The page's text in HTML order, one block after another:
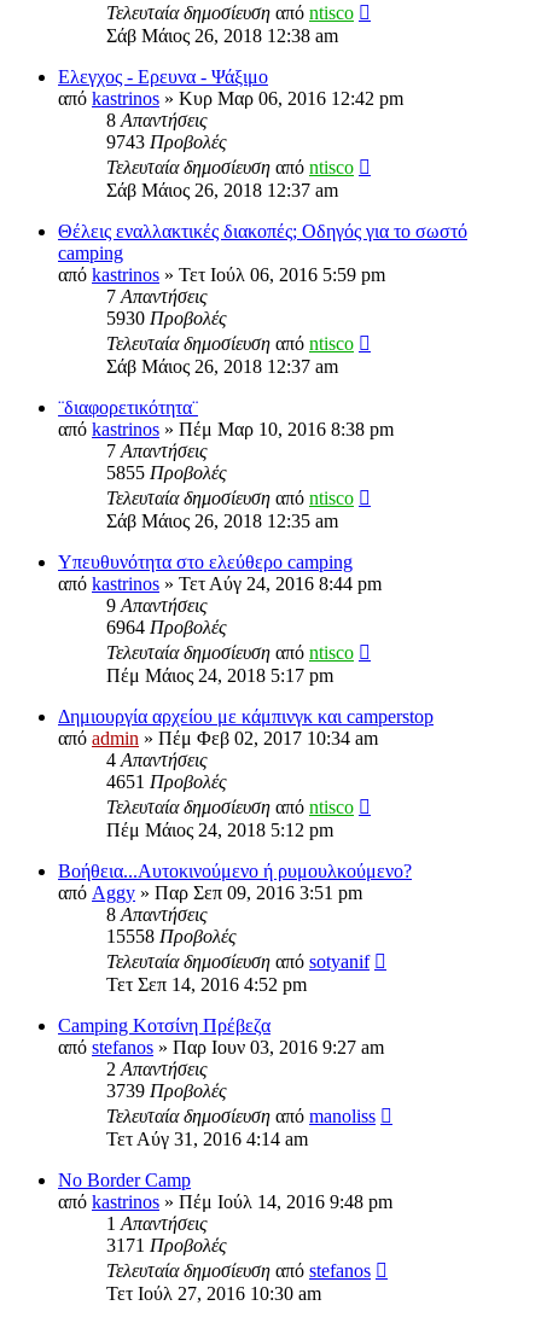
Τελευταία δημοσίευση από ntisco
Σάβ Μάιος 26, 2018 12:38 am
Ελεγχος - Ερευνα - Ψάξιμο
από kastrinos » Κυρ Μαρ 06, 2016 12:42 pm
8 Απαντήσεις
9743 Προβολές
Τελευταία δημοσίευση από ntisco
Σάβ Μάιος 26, 2018 12:37 am
Θέλεις εναλλακτικές διακοπές; Οδηγός για το σωστό
camping
από kastrinos » Τετ Ιούλ 06, 2016 5:59 pm
7 Απαντήσεις
5930 Προβολές
Τελευταία δημοσίευση από ntisco
Σάβ Μάιος 26, 2018 12:37 am
¨διαφορετικότητα¨
από kastrinos » Πέμ Μαρ 10, 2016 8:38 pm
7 Απαντήσεις
5855 Προβολές
Τελευταία δημοσίευση από ntisco
Σάβ Μάιος 26, 2018 12:35 am
Υπευθυνότητα στο ελεύθερο camping
από kastrinos » Τετ Αύγ 24, 2016 8:44 pm
9 Απαντήσεις
6964 Προβολές
Τελευταία δημοσίευση από ntisco
Πέμ Μάιος 24, 2018 5:17 pm
Δημιουργία αρχείου με κάμπινγκ και camperstop
από admin » Πέμ Φεβ 02, 2017 10:34 am
4 Απαντήσεις
4651 Προβολές
Τελευταία δημοσίευση από ntisco
Πέμ Μάιος 24, 2018 5:12 pm
Βοήθεια...Αυτοκινούμενο ή ρυμουλκούμενο?
από Aggy » Παρ Σεπ 09, 2016 3:51 pm
8 Απαντήσεις
15558 Προβολές
Τελευταία δημοσίευση από sotyanif
Τετ Σεπ 14, 2016 4:52 pm
Camping Κοτσίνη Πρέβεζα
από stefanos » Παρ Ιουν 03, 2016 9:27 am
2 Απαντήσεις
3739 Προβολές
Τελευταία δημοσίευση από manoliss
Τετ Αύγ 31, 2016 4:14 am
No Border Camp
από kastrinos » Πέμ Ιούλ 14, 2016 9:48 pm
1 Απαντήσεις
3171 Προβολές
Τελευταία δημοσίευση από stefanos
Τετ Ιούλ 27, 2016 10:30 am